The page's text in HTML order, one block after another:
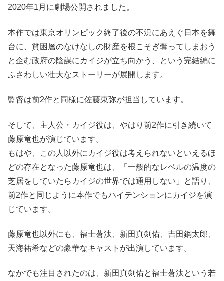
2020年1月に劇場公開されました。
本作では東京オリンピック終了後の不況にあえぐ日本を舞
台に、貧困層のなけなしの財産を根こそぎ奪ってしまおう
と企む政府の陰謀にカイジが立ち向かう、という完結編に
ふさわしい壮大なストーリーが展開します。
監督は前2作と同様に佐藤東弥が担当しています。
そして、主人公・カイジ役は、やはり前2作に引き続いて
藤原竜也が演じています。
もはや、この人以外にカイジ役は考えられないといえるほ
どの存在となった藤原竜也は、「一般的なレベルの温度の
芝居をしていたらカイジの世界では通用しない」と語り、
前2作と同じように本作でもハイテンションにカイジを演
じています。
藤原竜也以外にも、福士蒼汰、新田真剣佑、吉田鋼太郎、
天海祐希などの豪華なキャストが出演しています。
なかでも注目されたのは、新田真剣佑と福士蒼汰という若